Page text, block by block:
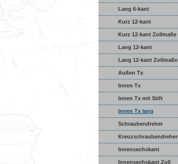
Lang 6-kant
Kurz 12-kant
Kurz 12-kant Zollmaße
Lang 12-kant
Lang 12-kant Zollmaße
Außen Tx
Innen Tx
Innen Tx mit Stift
Innen Tx lang
Schraubendreher
Kreuzschraubendreher
Innensechskant
Innensechskant Zoll